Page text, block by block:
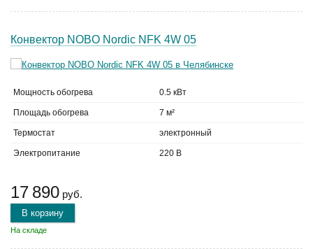
Конвектор NOBO Nordic NFK 4W 05
Мощность обогрева 0.5 кВт
Площадь обогрева 7 м²
Термостат электронный
Электропитание 220 В
17 890 руб.
В корзину
На складе